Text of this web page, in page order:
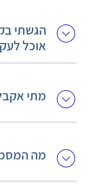
הגשתי
אוכל
מתי
מה